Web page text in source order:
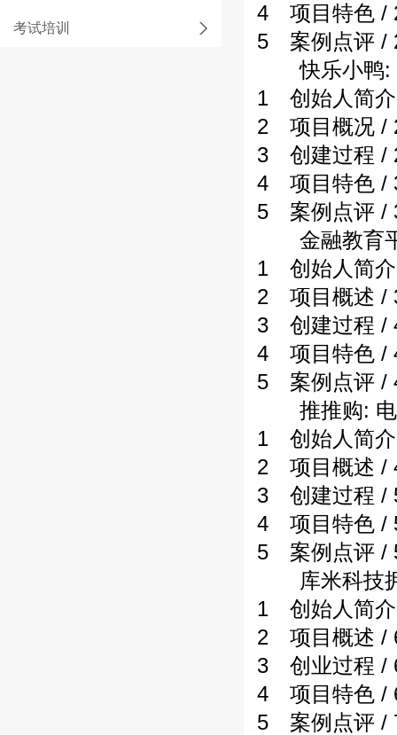
考试培训
4 项目特色 /
5 案例点评 /
快乐小鸭:
1 创始人简
2 项目概况 /
3 创建过程 /
4 项目特色 /
5 案例点评 /
金融教育平
1 创始人简
2 项目概述 /
3 创建过程 /
4 项目特色 /
5 案例点评 /
推推购: 电
1 创始人简
2 项目概述 /
3 创建过程 /
4 项目特色 /
5 案例点评 /
库米科技拥
1 创始人简
2 项目概述 /
3 创业过程 /
4 项目特色 /
5 案例点评 /